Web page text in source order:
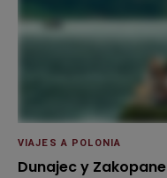
VIAJES A POLONIA
Dunajec y Zakopane